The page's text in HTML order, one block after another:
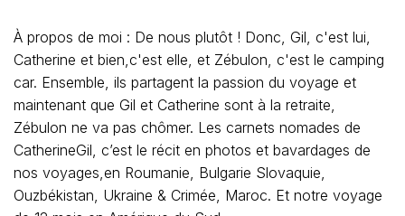
À propos de moi : De nous plutôt ! Donc, Gil, c'est lui,
Catherine et bien,c'est elle, et Zébulon, c'est le camping
car. Ensemble, ils partagent la passion du voyage et
maintenant que Gil et Catherine sont à la retraite,
Zébulon ne va pas chômer. Les carnets nomades de
CatherineGil, c’est le récit en photos et bavardages de
nos voyages,en Roumanie, Bulgarie Slovaquie,
Ouzbékistan, Ukraine & Crimée, Maroc. Et notre voyage